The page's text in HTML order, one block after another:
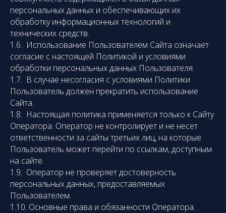
персональных данных и обеспечивающих их
обработку информационных технологий и
технических средств.
1.6. Использование Пользователем Сайта означает
согласие с настоящей Политикой и условиями
обработки персональных данных Пользователя.
1.7. В случае несогласия с условиями Политики
Пользователь должен прекратить использование
Сайта.
1.8. Настоящая политика применяется только к Сайту
Оператора. Оператор не контролирует и не несет
ответственности за сайты третьих лиц, на которые
Пользователь может перейти по ссылкам, доступным
на сайте.
1.9. Оператор не проверяет достоверность
персональных данных, предоставляемых
Пользователем.
1.10. Основные права и обязанности Оператора.